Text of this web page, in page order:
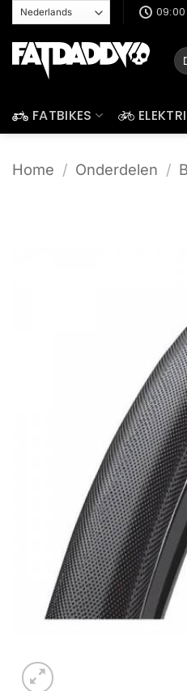
naar
inhoud
09:00
FATBIKES
Home / Onderdelen /